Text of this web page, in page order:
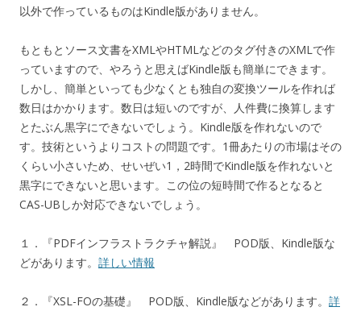
以外で作っているものはKindle版がありません。
もともとソース文書をXMLやHTMLなどのタグ付きのXMLで作
っていますので、やろうと思えばKindle版も簡単にできます。
しかし、簡単といっても少なくとも独自の変換ツールを作れば
数日はかかります。数日は短いのですが、人件費に換算します
とたぶん黒字にできないでしょう。Kindle版を作れないので
す。技術というよりコストの問題です。1冊あたりの市場はその
くらい小さいため、せいぜい1，2時間でKindle版を作れないと
黒字にできないと思います。この位の短時間で作るとなると
CAS-UBしか対応できないでしょう。
１．『PDFインフラストラクチャ解説』 POD版、Kindle版な
どがあります。 詳しい情報
２．『XSL-FOの基礎』 POD版、Kindle版などがあります。 詳